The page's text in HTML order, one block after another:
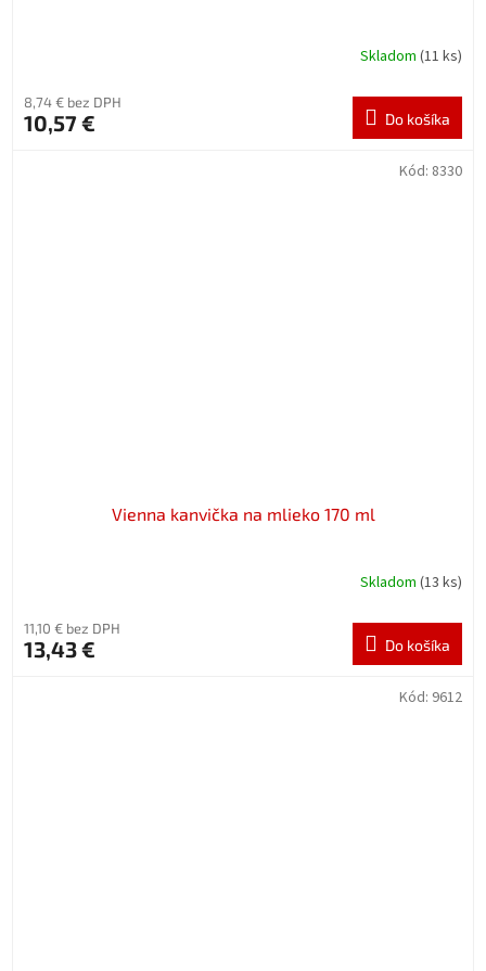
Skladom (11 ks)
8,74 € bez DPH
10,57 € Do košíka
Vienna kanvička na mlieko 170 ml
Skladom (13 ks)
11,10 € bez DPH
13,43 € Do košíka
Kód: 8330
Kód: 9612